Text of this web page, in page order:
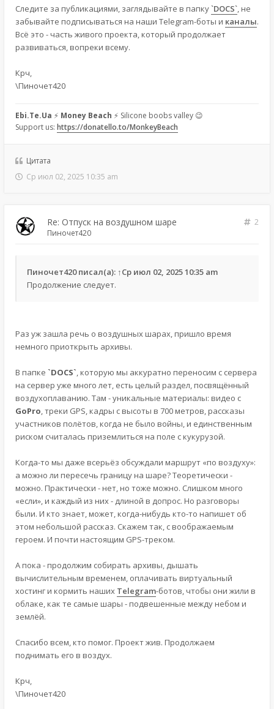
Следите за публикациями, заглядывайте в папку`DOCS`, не
забывайте подписываться на наши Telegram-боты и каналы.
Всё это - часть живого проекта, который продолжает
развиваться, вопреки всему.
Крч,
\Пиночет420
Ebi.Te.Ua ⚡ Money Beach ⚡ Silicone boobs valley 😉
Support us: https://donatello.to/MonkeyBeach
Цитата
Ср июл 02, 2025 10:35 am
Re: Отпуск на воздушном шаре
2
Пиночет420
Пиночет420писал(а): ↑Ср июл 02, 2025 10:35 am
Продолжение следует.
Раз уж зашла речь о воздушных шарах, пришло время
немного приоткрыть архивы.
В папке `DOCS`, которую мы аккуратно переносим с сервера
на сервер уже много лет, есть целый раздел, посвящённый
воздухоплаванию. Там - уникальные материалы: видео с
GoPro, треки GPS, кадры с высоты в 700 метров, рассказы
участников полётов, когда не было войны, и единственным
риском считалась приземлиться на поле с кукурузой.
Когда-то мы даже всерьёз обсуждали маршрут «по воздуху»:
а можно ли пересечь границу на шаре? Теоретически -
можно. Практически - нет, но тоже можно. Слишком много
«если», и каждый из них - длиной в допрос. Но разговоры
были. И кто знает, может, когда-нибудь кто-то напишет об
этом небольшой рассказ. Скажем так, с воображаемым
героем. И почти настоящим GPS-треком.
А пока - продолжим собирать архивы, дышать
вычислительным временем, оплачивать виртуальный
хостинг и кормить наших Telegram-ботов, чтобы они жили в
облаке, как те самые шары - подвешенные между небом и
землёй.
Спасибо всем, кто помог. Проект жив. Продолжаем
поднимать его в воздух.
Крч,
\Пиночет420